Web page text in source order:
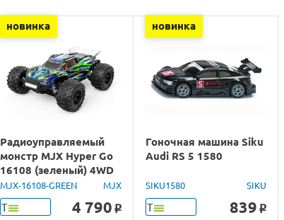
новинка
Радиоуправляемый
монстр MJX Hyper Go
16108 (зеленый) 4WD
2.4G LED 1/16 RTR
MJX-16108-GREEN MJX
Т 4 790 o
новинка
Гоночная машина Siku
Audi RS 5 1580
SIKU1580 SIKU
Т 839 o